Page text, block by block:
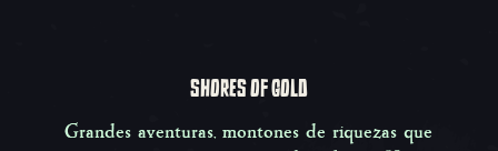
SHORES OF GOLD
Grandes aventuras, montones de riquezas que